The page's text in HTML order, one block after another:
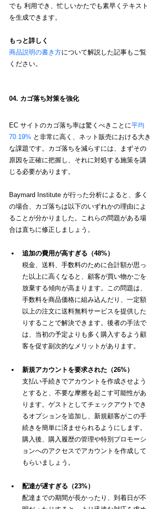
でも 利用でき、忙しいかたでも素早くテキスト
を生成できます。
もっと詳しく
商品説明の書き方について解説した記事もご覧
ください。
04. カゴ落ち対策を強化
EC サイトのカゴ落ち率は驚くべきことに平均
70.19% と非常に高く、ネット販売における大き
な課題です。カゴ落ちを減らすには、まずその
原因を正確に把握し、それに対処する施策を講
じる必要があります。
Baymard Institute が行った分析によると、多く
の場合、カゴ落ちは以下のいずれかの理由によ
ることが分かりました。これらの問題がある場
合は直ちに修正しましょう。
追加の費用が高すぎる（48%）
税金、送料、手数料のために合計額が思っ
た以上に高くなると、顧客が買い物かごを
放棄する傾向が高まります。この問題は、
手数料を商品価格に組み込んだり、一定額
以上の注文に送料無料サービスを提供した
りすることで解決できます。後者の手法で
は、当初の予定よりも多く購入するよう顧
客を促す副次的なメリットがあります。
新規アカウントを要求された（26%）
支払い手続きでアカウントを作成させよう
とすると、不要な摩擦を起こす可能性があ
ります。ゲストとしてチェックアウトでき
るオプションを追加し、新規顧客がこの手
続きを簡単に済ませられるようにします。
購入後、購入履歴の管理や特別プロモーシ
ョンへのアクセスでアカウントを作成して
もらいましょう。
配達が遅すぎる（23%）
配達までの期間が長かったり、到着日が不